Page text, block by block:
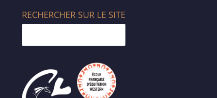
RECHERCHER SUR LE SITE